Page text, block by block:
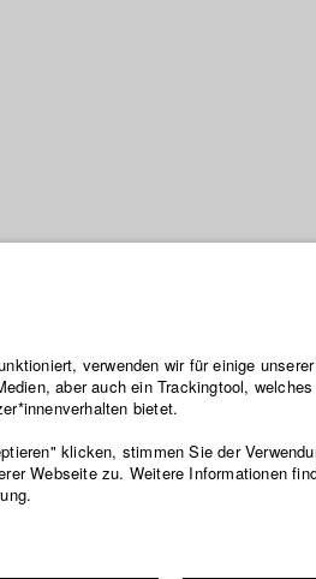
verwenden wir für einige
aber auch ein Trackingtool,
bietet.
klicken, stimmen Sie der
Webseite zu. Weitere Informationen